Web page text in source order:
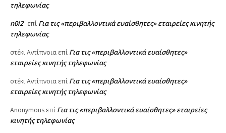
τηλεφωνίας
n0i2 επί Για τις «περιβαλλοντικά ευαίσθητες» εταιρείες κινητής
τηλεφωνίας
στέκι Αντίπνοια επί Για τις «περιβαλλοντικά ευαίσθητες»
εταιρείες κινητής τηλεφωνίας
στέκι Αντίπνοια επί Για τις «περιβαλλοντικά ευαίσθητες»
εταιρείες κινητής τηλεφωνίας
Anonymous επί Για τις «περιβαλλοντικά ευαίσθητες» εταιρείες
κινητής τηλεφωνίας